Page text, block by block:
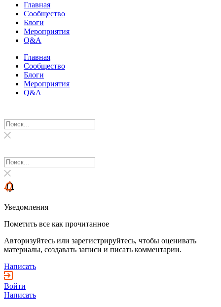
Главная
Сообщество
Блоги
Мероприятия
Q&A
Главная
Сообщество
Блоги
Мероприятия
Q&A
Уведомления
Пометить все как прочитанное
Авторизуйтесь или зарегистрируйтесь, чтобы оценивать
материалы, создавать записи и писать комментарии.
Написать
Войти
Написать